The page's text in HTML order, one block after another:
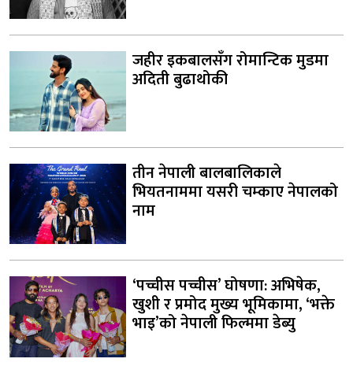
जहीर इकबालसँग रोमान्टिक मुडमा
अदिती बुढाथोकी
तीन नेपाली बालबालिकाले
भियतनाममा यसरी चम्काए नेपालको
नाम
‘पच्चीस पच्चीस’ घोषणा: अभिषेक,
खुशी र प्रमोद मुख्य भूमिकामा, ‘भक्ते
भाइ’को नेपाली फिल्ममा डेब्यु